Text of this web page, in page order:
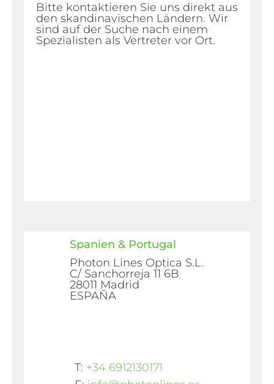
Bitte kontaktieren Sie uns direkt aus
den skandinavischen Ländern. Wir
sind auf der Suche nach einem
Spezialisten als Vertreter vor Ort.
Spanien & Portugal
Photon Lines Optica S.L.
C/ Sanchorreja 11 6B
28011 Madrid
ESPAÑA
T: +34 6912130171